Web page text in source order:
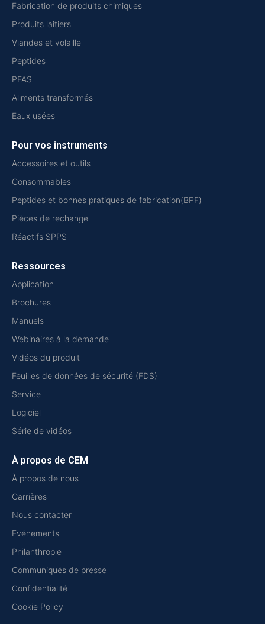
Fabrication de produits chimiques
Produits laitiers
Viandes et volaille
Peptides
PFAS
Aliments transformés
Eaux usées
Pour vos instruments
Accessoires et outils
Consommables
Peptides et bonnes pratiques de fabrication(BPF)
Pièces de rechange
Réactifs SPPS
Ressources
Application
Brochures
Manuels
Webinaires à la demande
Vidéos du produit
Feuilles de données de sécurité (FDS)
Service
Logiciel
Série de vidéos
À propos de CEM
À propos de nous
Carrières
Nous contacter
Evénements
Philanthropie
Communiqués de presse
Confidentialité
Cookie Policy